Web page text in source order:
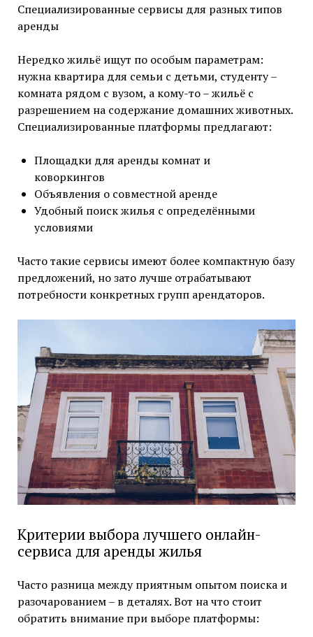
Специализированные сервисы для разных типов
аренды
Нередко жильё ищут по особым параметрам:
нужна квартира для семьи с детьми, студенту –
комната рядом с вузом, а кому-то – жильё с
разрешением на содержание домашних животных.
Специализированные платформы предлагают:
Площадки для аренды комнат и
коворкингов
Объявления о совместной аренде
Удобный поиск жилья с определёнными
условиями
Часто такие сервисы имеют более компактную базу
предложений, но зато лучше отрабатывают
потребности конкретных групп арендаторов.
Критерии выбора лучшего онлайн-
сервиса для аренды жилья
Часто разница между приятным опытом поиска и
разочарованием – в деталях. Вот на что стоит
обратить внимание при выборе платформы: